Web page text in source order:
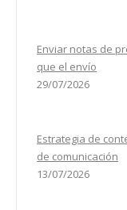
Enviar notas de
que el envío
29/07/2026
Estrategia de
de comunicación
13/07/2026